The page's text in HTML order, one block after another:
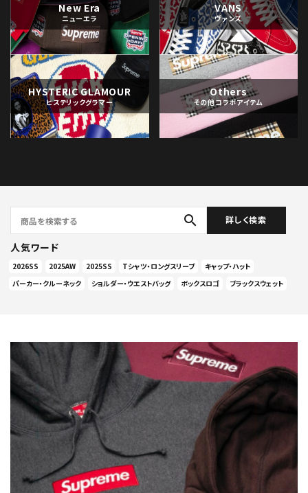
New Era
ニューエラ
VANS
ヴァンズ
HYSTERIC GLAMOUR
ヒステリックグラマー
Others
その他コラボアイテム
search 詳しく検索
人気ワード
2026SS 2025AW 2025SS Tシャツ・ロングスリーブ
キャップ・ハット
パーカー・クルーネック
ショルダー・ウエストバッグ ボックスロゴ ブラックスウェット